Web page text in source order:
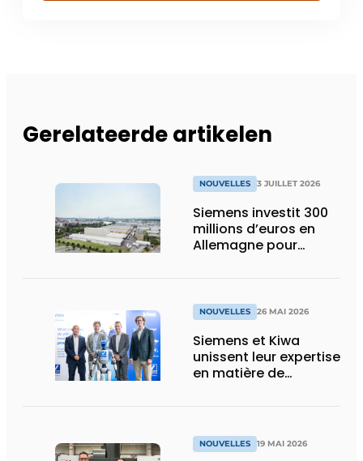
Gerelateerde artikelen
NOUVELLES 3 JUILLET 2026
Siemens investit 300
millions d’euros en
Allemagne pour
NOUVELLES 26 MAI 2026
Siemens et Kiwa
unissent leur expertise
en matière de
réglementation
NOUVELLES 19 MAI 2026